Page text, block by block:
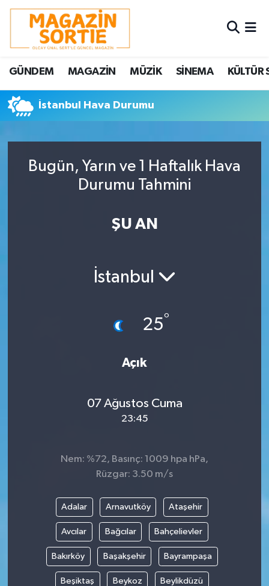
GÜNDEM MAGAZİN MÜZİK SİNEMA KÜLTÜR
İstanbul Hava Durumu
Bugün, Yarın ve 1 Haftalık Hava
Durumu Tahmini
ŞU AN
İstanbul
25°
Açık
07 Ağustos Cuma
23:45
Nem: %72, Basınç: 1009 hpa hPa,
Rüzgar: 3.50 m/s
Adalar Arnavutköy Ataşehir
Avcılar Bağcılar Bahçelievler
Bakırköy Başakşehir Bayrampaşa
Beşiktaş Beykoz Beylikdüzü
Nöbetçi Eczaneler
Hava Durumu
Trafik Durumu
Tüm Manşetler